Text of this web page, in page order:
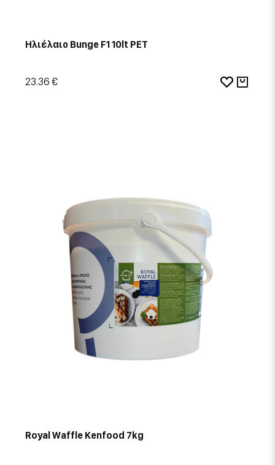
Ηλιέλαιο Bunge F1 10lt PET
23.36 €
Royal Waffle Kenfood 7kg